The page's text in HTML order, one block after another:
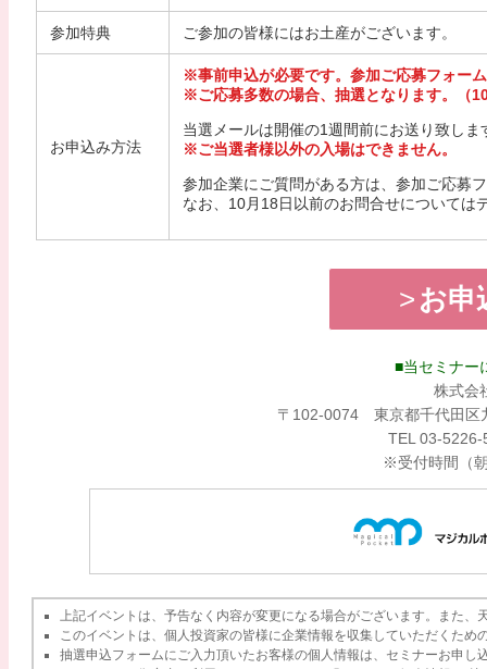
参加特典 ご参加の皆様にはお土産がございます。
お申込み方法
※事前申込が必要です。参加ご応募フォー
※ご応募多数の場合、抽選となります。（
当選メールは開催の1週間前にお送り致しま
※ご当選者様以外の入場はできません。
参加企業にご質問がある方は、参加ご応募
なお、10月18日以前のお問合せについては
お申
■当セミナー
株式会
〒102-0074 東京都千代田区
TEL 03-
※受付時間（
上記イベントは、予告なく内容が変更になる場合がございます。また
このイベントは、個人投資家の皆様に企業情報を収集していただくた
抽選申込フォームにご入力頂いたお客様の個人情報は、セミナーお申